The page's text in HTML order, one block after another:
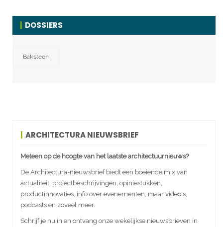
DOSSIERS
Baksteen
ARCHITECTURA NIEUWSBRIEF
Meteen op de hoogte van het laatste architectuurnieuws?
De Architectura-nieuwsbrief biedt een boeiende mix van
actualiteit, projectbeschrijvingen, opiniestukken,
productinnovaties, info over evenementen, maar video's,
podcasts en zoveel meer.
Schrijf je nu in en ontvang onze wekelijkse nieuwsbrieven in